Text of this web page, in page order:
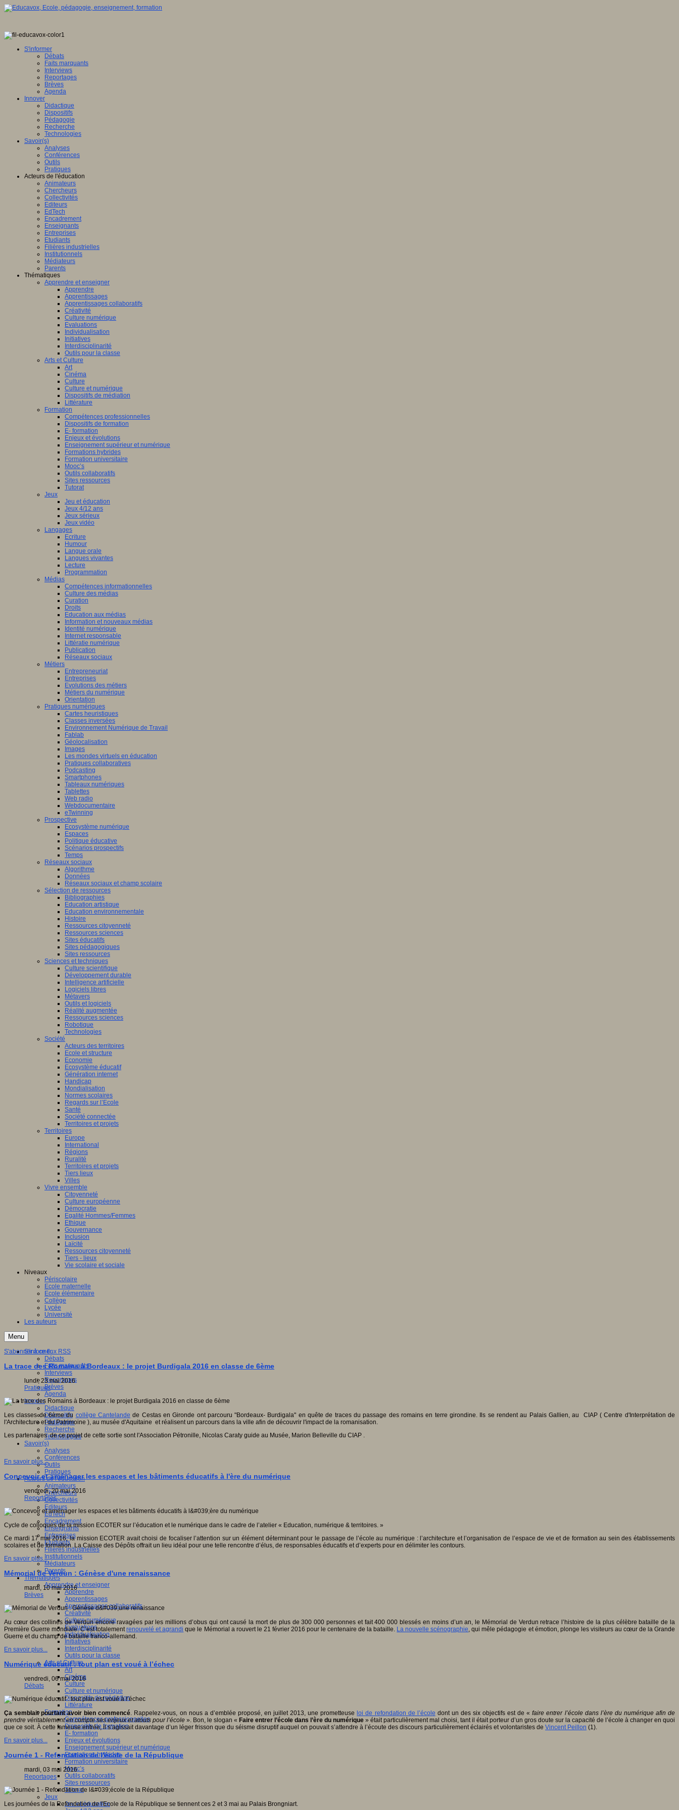
S'informer
Débats
Faits marquants
Interviews
Reportages
Brèves
Agenda
Innover
Didactique
Dispositifs
Pédagogie
Recherche
Technologies
Savoir(s)
Analyses
Conférences
Outils
Pratiques
Acteurs de l'éducation
Animateurs
Chercheurs
Collectivités
Editeurs
EdTech
Encadrement
Enseignants
Entreprises
Etudiants
Filières industrielles
Institutionnels
Médiateurs
Parents
Thématiques
Apprendre et enseigner
Apprendre
Apprentissages
Apprentissages collaboratifs
Créativité
Culture numérique
Evaluations
Individualisation
Initiatives
Interdisciplinarité
Outils pour la classe
Arts et Culture
Art
Cinéma
Culture
Culture et numérique
Dispositifs de médiation
Littérature
Formation
Compétences professionnelles
Dispositifs de formation
E- formation
Enjeux et évolutions
Enseignement supérieur et numérique
Formations hybrides
Formation universitaire
Mooc’s
Outils collaboratifs
Sites ressources
Tutorat
Jeux
Jeu et éducation
Jeux 4/12 ans
Jeux sérieux
Jeux vidéo
Langages
Ecriture
Humour
Langue orale
Langues vivantes
Lecture
Programmation
Médias
Compétences informationnelles
Culture des médias
Curation
Droits
Education aux médias
Information et nouveaux médias
Identité numérique
Internet responsable
Littératie numérique
Publication
Réseaux sociaux
Métiers
Entrepreneuriat
Entreprises
Evolutions des métiers
Métiers du numérique
Orientation
Pratiques numériques
Cartes heuristiques
Classes inversées
Environnement Numérique de Travail
Fablab
Géolocalisation
Images
Les mondes virtuels en éducation
Pratiques collaboratives
Podcasting
Smartphones
Tableaux numériques
Tablettes
Web radio
Webdocumentaire
eTwinning
Prospective
Ecosystème numérique
Espaces
Politique éducative
Scénarios prospectifs
Temps
Réseaux sociaux
Algorithme
Données
Réseaux sociaux et champ scolaire
Sélection de ressources
Bibliographies
Education artistique
Education environnementale
Histoire
Ressources citoyenneté
Ressources sciences
Sites éducatifs
Sites pédagogiques
Sites ressources
Sciences et techniques
Culture scientifique
Développement durable
Intelligence artificielle
Logiciels libres
Métavers
Outils et logiciels
Réalité augmentée
Ressources sciences
Robotique
Technologies
Société
Acteurs des territoires
Ecole et structure
Economie
Ecosystème éducatif
Génération internet
Handicap
Mondialisation
Normes scolaires
Regards sur l’Ecole
Santé
Société connectée
Territoires et projets
Territoires
Europe
International
Régions
Ruralité
Territoires et projets
Tiers lieux
Villes
Vivre ensemble
Citoyenneté
Culture européenne
Démocratie
Egalité Hommes/Femmes
Ethique
Gouvernance
Inclusion
Laïcité
Ressources citoyenneté
Tiers - lieux
Vie scolaire et sociale
Niveaux
Périscolaire
Ecole maternelle
Ecole élémentaire
Collège
Lycée
Université
Les auteurs
Menu
S'informer
Débats
Faits marquants
Interviews
Reportages
Brèves
Agenda
Innover
Didactique
Dispositifs
Pédagogie
Recherche
Technologies
Savoir(s)
Analyses
Conférences
Outils
Pratiques
Acteurs de l'éducation
Animateurs
Chercheurs
Collectivités
Editeurs
EdTech
Encadrement
Enseignants
Entreprises
Etudiants
Filières industrielles
Institutionnels
Médiateurs
Parents
Thématiques
Apprendre et enseigner
Apprendre
Apprentissages
Apprentissages collaboratifs
Créativité
Culture numérique
Evaluations
Individualisation
Initiatives
Interdisciplinarité
Outils pour la classe
Arts et Culture
Art
Cinéma
Culture
Culture et numérique
Dispositifs de médiation
Littérature
Formation
Compétences professionnelles
Dispositifs de formation
E- formation
Enjeux et évolutions
Enseignement supérieur et numérique
Formations hybrides
Formation universitaire
Mooc’s
Outils collaboratifs
Sites ressources
Tutorat
Jeux
Jeu et éducation
S'abonner à ce flux RSS
La trace des Romains à Bordeaux : le projet Burdigala 2016 en classe de 6ème
lundi, 23 mai 2016
Pratiques
Les classes de 6ème du collège Cantelande de Cestas en Gironde ont parcouru "Bordeaux- Burdigala" en quête de traces du passage des romains en terre girondine. Ils se rendent au Palais Gallien, au CIAP ( Centre d'Interprétation de
l'Architecture et du Patrimoine ), au musée d'Aquitaine et réalisent un parcours dans la ville afin de découvrir l'impact de la romanisation.
Les partenaires de ce projet de cette sortie sont l'Association Pétronille, Nicolas Caraty guide au Musée, Marion Belleville du CIAP .
En savoir plus...
Concevoir et aménager les espaces et les bâtiments éducatifs à l'ère du numérique
vendredi, 20 mai 2016
Reportages
Cycle de colloques de la mission ECOTER sur l’éducation et le numérique dans le cadre de l’atelier « Education, numérique & territoires. »
Ce mardi 17 mai 2016, la mission ECOTER avait choisi de focaliser l’attention sur un élément déterminant pour le passage de l’école au numérique : l’architecture et l’organisation de l’espace de vie et de formation au sein des établissements
scolaires et de formation. La Caisse des Dépôts offrait un lieu idéal pour une telle rencontre d’élus, de responsables éducatifs et d’experts pour en délimiter les contours.
En savoir plus...
Mémorial de Verdun : Génèse d'une renaissance
mardi, 10 mai 2016
Brèves
Au cœur des collines de Verdun encore ravagées par les millions d’obus qui ont causé la mort de plus de 300 000 personnes et fait 400 000 blessés en moins d’un an, le Mémorial de Verdun retrace l’histoire de la plus célèbre bataille de la
Première Guerre mondiale. C’est totalementrenouvelé et agrandi que le Mémorial a rouvert le 21 février 2016 pour le centenaire de la bataille. La nouvelle scénographie, qui mêle pédagogie et émotion, plonge les visiteurs au cœur de la Grande
Guerre et du champ de bataille franco-allemand.
En savoir plus...
Numérique éducatif : tout plan est voué à l’échec
vendredi, 06 mai 2016
Débats
Ça semblait pourtant avoir bien commencé. Rappelez-vous, on nous a d’emblée proposé, en juillet 2013, une prometteuse loi de refondation de l’école dont un des six objectifs est de «faire entrer l’école dans l’ère du numérique afin de
prendre véritablement en compte ses enjeux et atouts pour l’école ». Bon, le slogan « Faire entrer l’école dans l’ère du numérique » était particulièrement mal choisi, tant il était porteur d’un gros doute sur la capacité de l’école à changer en quoi
que ce soit. À cette fameuse entrée, il s’agissait davantage d’un léger frisson que du séisme disruptif auquel on pouvait s’attendre à l’écoute des discours particulièrement éclairés et volontaristes de Vincent Peillon (1).
En savoir plus...
Journée 1 - Refondation de l'école de la République
mardi, 03 mai 2016
Reportages
Les journées de la Refondation de l'Ecole de la République se tiennent ces 2 et 3 mai au Palais Brongniart.